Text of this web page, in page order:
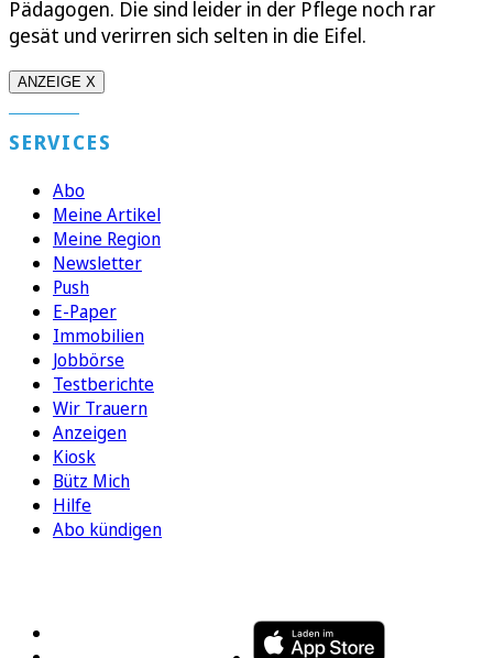
Pädagogen. Die sind leider in der Pflege noch rar
gesät und verirren sich selten in die Eifel.
ANZEIGE X
SERVICES
Abo
Meine Artikel
Meine Region
Newsletter
Push
E-Paper
Immobilien
Jobbörse
Testberichte
Wir Trauern
Anzeigen
Kiosk
Bütz Mich
Hilfe
Abo kündigen